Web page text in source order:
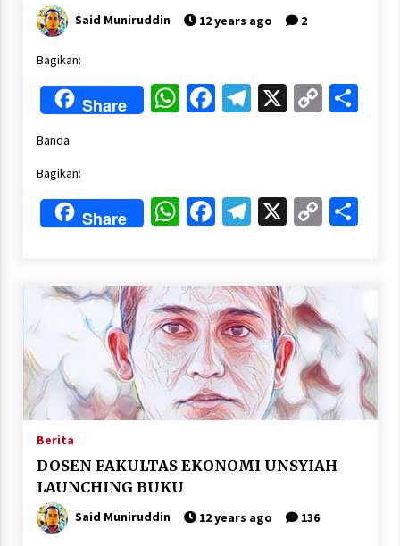
Said Muniruddin 12 years ago 2
Bagikan:
Share WhatsApp
Facebook
Telegram
X Copy
Banda
Bagikan:
Share WhatsApp
Facebook
Telegram
X Copy
Berita
DOSEN FAKULTAS EKONOMI UNSYIAH
LAUNCHING BUKU
Said Muniruddin 12 years ago 136